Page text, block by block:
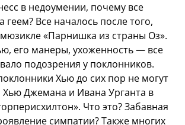
в недоумении, почему все
геем? Все началось после того,
«Парнишка из страны Оз».
его манеры, ухоженность — все
подозрения у поклонников.
Хью до сих пор не могут
Хью Джемана и Ивана Урганта в
Что это? Забавная
симпатии? Также многих